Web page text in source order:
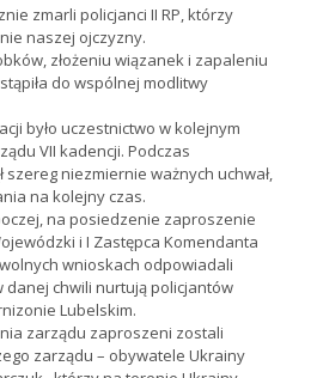
zmarli policjanci II RP, którzy
naszej ojczyzny.
złożeniu wiązanek i zapaleniu
do wspólnej modlitwy
było uczestnictwo w kolejnym
VII kadencji. Podczas
niezmiernie ważnych uchwał,
na kolejny czas.
na posiedzenie zaproszenie
i I Zastępca Komendanta
wnioskach odpowiadali
danej chwili nurtują policjantów
Lubelskim.
zarządu zaproszeni zostali
zarządu – obywatele Ukrainy